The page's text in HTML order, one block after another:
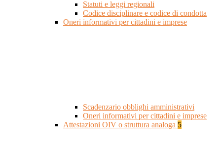
Statuti e leggi regionali
Codice disciplinare e codice di condotta
Oneri informativi per cittadini e imprese
Scadenzario obblighi amministrativi
Oneri informativi per cittadini e imprese
Attestazioni OIV o struttura analoga 5